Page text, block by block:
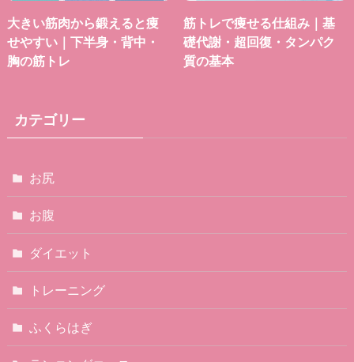
大きい筋肉から鍛えると痩
せやすい｜下半身・背中・
胸の筋トレ
筋トレで痩せる仕組み｜基
礎代謝・超回復・タンパク
質の基本
カテゴリー
お尻
お腹
ダイエット
トレーニング
ふくらはぎ